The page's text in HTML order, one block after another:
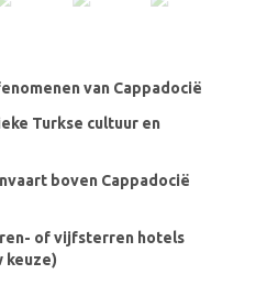
van Cappadocië
Turkse cultuur en
boven Cappadocië
of vijfsterren hotels
keuze)